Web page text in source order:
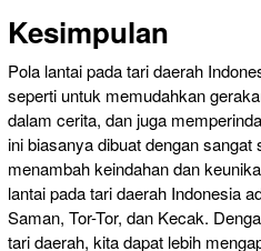
Kesimpulan
Pola lantai pada tari daerah
seperti untuk memudahkan
dalam cerita, dan juga
ini biasanya dibuat dengan
menambah keindahan dan
lantai pada tari daerah Indonesia
Saman, Tor-Tor, dan Kecak.
tari daerah, kita dapat lebih